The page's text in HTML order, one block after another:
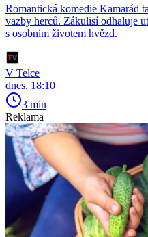
Romantická komedie Kamarád
vazby herců. Zákulisí odhaluje
s osobním životem hvězd.
V Telce
dnes, 18:10
3 min
Reklama